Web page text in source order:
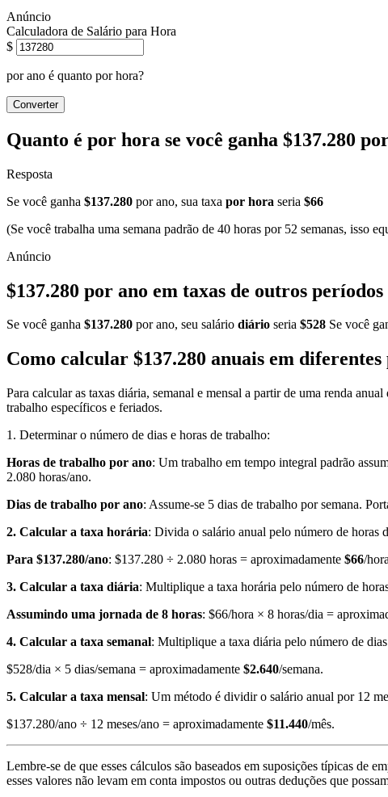
Calculadora de Salário para Hora
$
por ano é quanto por hora?
Converter
Quanto é por hora se você ganha $137.280
Resposta
Se você ganha $137.280 por ano, sua taxa por hora seria $66
(Se você trabalha uma semana padrão de 40 horas por 52 semanas, isso
$137.280 por ano em taxas de outros períodos
Se você ganha $137.280 por ano, seu salário diário seria $528 Se você
Como calcular $137.280 anuais em diferentes
Para calcular as taxas diária, semanal e mensal a partir de uma renda
trabalho específicos e feriados.
1. Determinar o número de dias e horas de trabalho:
Horas de trabalho por ano: Um trabalho em tempo integral padrão
2.080 horas/ano.
Dias de trabalho por ano: Assume-se 5 dias de trabalho por semana.
2. Calcular a taxa horária: Divida o salário anual pelo número de horas
Para $137.280/ano: $137.280 ÷ 2.080 horas = aproximadamente $66/
3. Calcular a taxa diária: Multiplique a taxa horária pelo número de
Assumindo uma jornada de 8 horas: $66/hora × 8 horas/dia =
4. Calcular a taxa semanal: Multiplique a taxa diária pelo número de
$528/dia × 5 dias/semana = aproximadamente $2.640/semana.
5. Calcular a taxa mensal: Um método é dividir o salário anual por 12
$137.280/ano ÷ 12 meses/ano = aproximadamente $11.440/mês.
Lembre-se de que esses cálculos são baseados em suposições típicas de
esses valores não levam em conta impostos ou outras deduções que